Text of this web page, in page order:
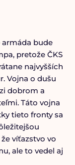
bude
pretože ČKS
najvyšších
Vojna o dušu
dobrom a
Táto vojna
tieto fronty sa
víťazstvo vo
ale to vedel aj